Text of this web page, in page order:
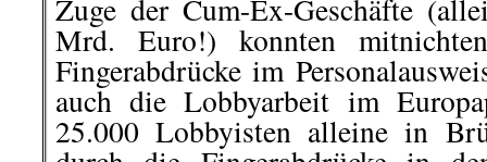
Zuge der Cum-Ex-Geschäfte
Mrd. Euro!) konnten
Fingerabdrücke im
auch die Lobbyarbeit im
25.000 Lobbyisten alleine in